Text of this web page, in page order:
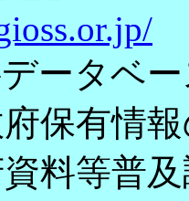
ータベ
保有情
料等普